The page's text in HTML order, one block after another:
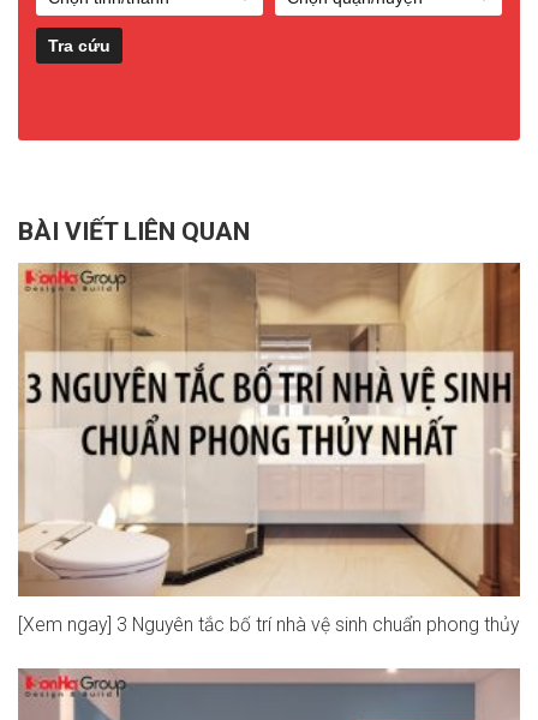
BÀI VIẾT LIÊN QUAN
[Xem ngay] 3 Nguyên tắc bố trí nhà vệ sinh chuẩn phong thủy